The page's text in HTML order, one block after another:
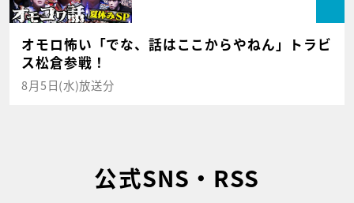
オモロ怖い「でな、話はここからやねん」トラビ
ス松倉参戦！
8月5日(水)放送分
公式SNS・RSS